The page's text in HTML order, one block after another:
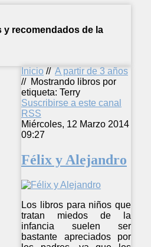
y recomendados de la
Inicio // A partir de 3 años
// Mostrando libros por
etiqueta: Terry
Suscribirse a este canal
RSS
Miércoles, 12 Marzo 2014
09:27
Félix y Alejandro
Los libros para niños que
tratan miedos de la
infancia suelen ser
bastante apreciados por